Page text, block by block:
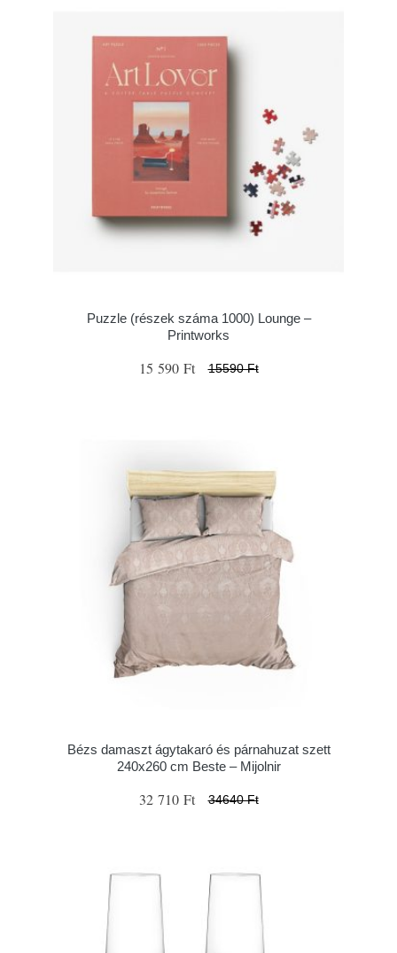
Puzzle (részek száma 1000) Lounge –
Printworks
15 590 Ft 15590 Ft
Bézs damaszt ágytakaró és párnahuzat szett
240x260 cm Beste – Mijolnir
32 710 Ft 34640 Ft